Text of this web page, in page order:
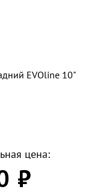
EVOline 10"
цена: